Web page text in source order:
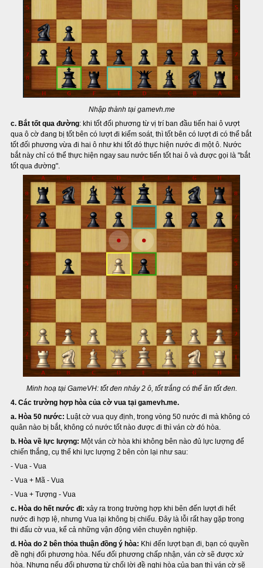
Nhập thành tại gamevh.me
c. Bắt tốt qua đường: khi tốt đối phương từ vị trí ban đầu tiến hai ô vượt
qua ô cờ đang bị tốt bên có lượt đi kiểm soát, thì tốt bên có lượt đi có thể bắt
tốt đối phương vừa đi hai ô như khi tốt đó thực hiện nước đi một ô. Nước
bắt này chỉ có thể thực hiện ngay sau nước tiến tốt hai ô và được gọi là "bắt
tốt qua đường".
Minh hoạ tại GameVH: tốt đen nhảy 2 ô, tốt trắng có thể ăn tốt đen.
4. Các trường hợp hòa của cờ vua tại gamevh.me.
a. Hòa 50 nước: Luật cờ vua quy định, trong vòng 50 nước đi mà không có
quân nào bị bắt, không có nước tốt nào được đi thì ván cờ đó hòa.
b. Hòa về lực lượng: Một ván cờ hòa khi không bên nào đủ lực lượng để
chiến thắng, cụ thể khi lực lượng 2 bên còn lại như sau:
- Vua - Vua
- Vua + Mã - Vua
- Vua + Tượng - Vua
c. Hòa do hết nước đi: xảy ra trong trường hợp khi bên đến lượt đi hết
nước đi hợp lệ, nhưng Vua lại không bị chiếu. Đây là lỗi rất hay gặp trong
thi đấu cờ vua, kể cả những vận động viên chuyên nghiệp.
d. Hòa do 2 bên thỏa thuận đồng ý hòa: Khi đến lượt bạn đi, bạn có quyền
đề nghị đối phương hòa. Nếu đối phương chấp nhận, ván cờ sẽ được xử
hòa. Nhưng nếu đối phương từ chối lời đề nghị hòa của bạn thì ván cờ sẽ